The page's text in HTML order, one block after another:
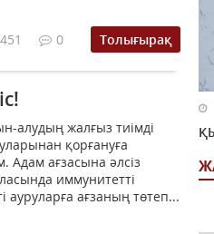
451 0 Толығырақ
алудың жалғыз тиімді
қорғануға
Адам ағзасына әлсіз
иммунитетті
ағзаның төтеп...